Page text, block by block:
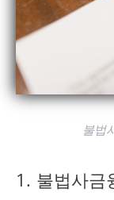
불법
1. 불법사금